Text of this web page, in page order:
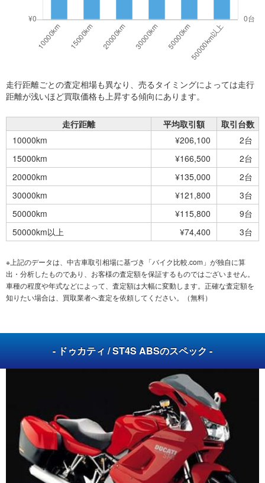
走行距離ごとの査定相場も異なり、売るタイミングによっては走行
距離が浅いほど買取価格も上昇する傾向にあります。
走行距離 平均取引額
取引台数
10000km
¥206,100
2台
15000km
¥166,500
2台
20000km
¥135,000
2台
30000km
¥121,800
3台
50000km
¥115,800
9台
50000km以上
¥74,400 3台
※上記のデータは、中古車取引相場に基づき「バイク比較.com」が独自に算
出・分析したものであり、お客様の査定額を保証するものではございません。
車種の程度や年式などによって、査定額は大幅に変動します。正確な査定額を
知りたい場合は、買取業者へ査定を依頼してください。（無料）
- ドゥカティ / ST4S ABSのスペック -